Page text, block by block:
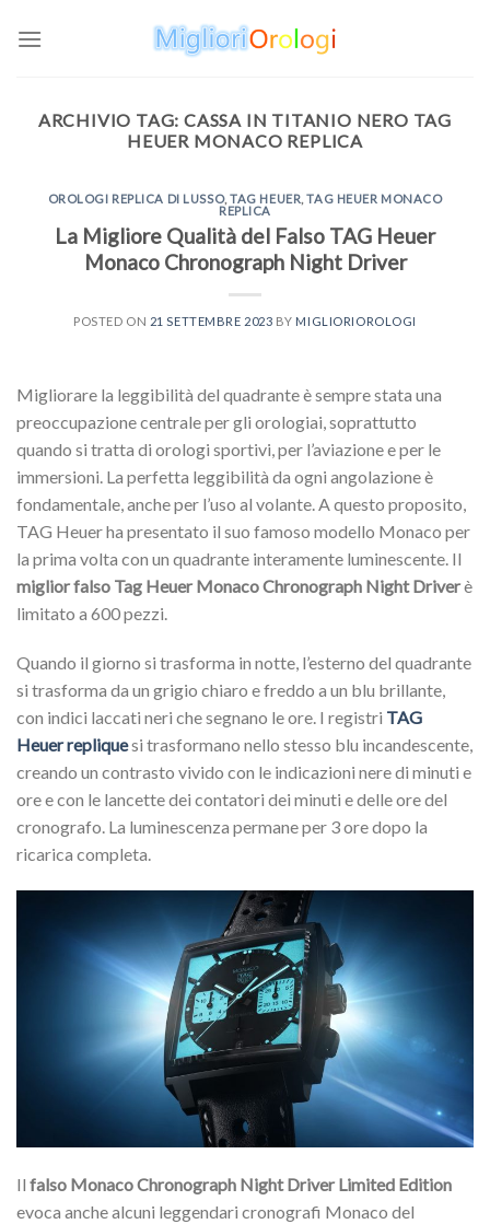
ARCHIVIO TAG:CASSA IN TITANIO NERO TAG
HEUER MONACO REPLICA
OROLOGI REPLICA DI LUSSO,TAG HEUER,TAG HEUER MONACO
REPLICA
La Migliore Qualità del Falso TAG Heuer
Monaco Chronograph Night Driver
POSTED ON 21 SETTEMBRE 2023 BY MIGLIORIOROLOGI
Migliorare la leggibilità del quadrante è sempre stata una
preoccupazione centrale per gli orologiai, soprattutto
quando si tratta di orologi sportivi, per l’aviazione e per le
immersioni. La perfetta leggibilità da ogni angolazione è
fondamentale, anche per l’uso al volante. A questo proposito,
TAG Heuer ha presentato il suo famoso modello Monaco per
la prima volta con un quadrante interamente luminescente. Il
miglior falso Tag Heuer Monaco Chronograph Night Driverè
limitato a 600 pezzi.
Quando il giorno si trasforma in notte, l’esterno del quadrante
si trasforma da un grigio chiaro e freddo a un blu brillante,
con indici laccati neri che segnano le ore. I registri TAG
Heuer repliquesi trasformano nello stesso blu incandescente,
creando un contrasto vivido con le indicazioni nere di minuti e
ore e con le lancette dei contatori dei minuti e delle ore del
cronografo. La luminescenza permane per 3 ore dopo la
ricarica completa.
Il falso Monaco Chronograph Night Driver Limited Edition
evoca anche alcuni leggendari cronografi Monaco del